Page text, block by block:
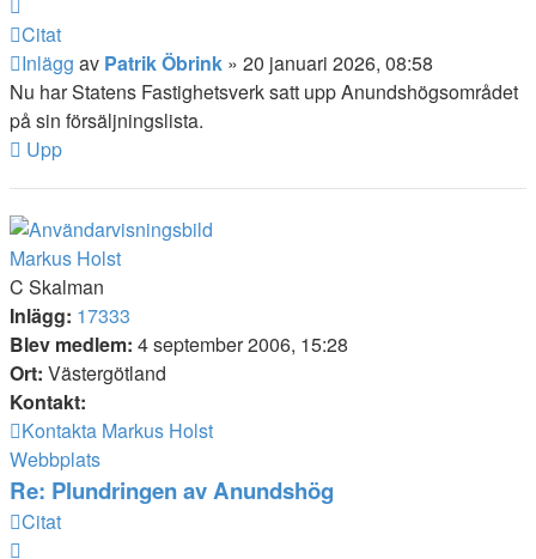
Citat
Inlägg av Patrik Öbrink » 20 januari 2026, 08:58
Nu har Statens Fastighetsverk satt upp Anundshögsområdet
på sin försäljningslista.
Upp
Markus Holst
C Skalman
Inlägg: 17333
Blev medlem: 4 september 2006, 15:28
Ort: Västergötland
Kontakt:
Kontakta Markus Holst
Webbplats
Re: Plundringen av Anundshög
Citat